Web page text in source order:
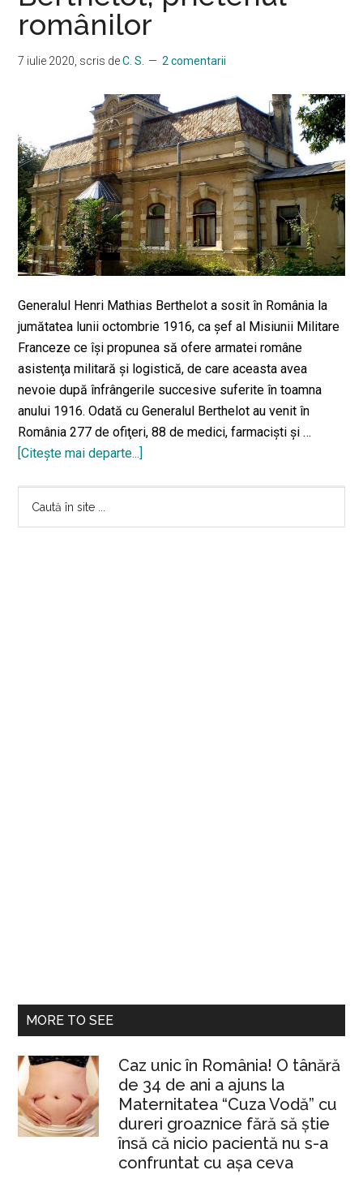
românilor
7 iulie 2020 , scris deC. S. 2 comentarii
Generalul Henri Mathias Berthelot a sosit în România la
jumătatea lunii octombrie 1916, ca şef al Misiunii Militare
Franceze ce îşi propunea să ofere armatei române
asistenţa militară şi logistică, de care aceasta avea
nevoie după înfrângerile succesive suferite în toamna
anului 1916. Odată cu Generalul Berthelot au venit în
România 277 de ofiţeri, 88 de medici, farmacişti şi …
[Citeşte mai departe...]
Bara
principală
MORE TO SEE
Caz unic în România! O tânără
de 34 de ani a ajuns la
Maternitatea “Cuza Vodă” cu
dureri groaznice fără să ştie
însă că nicio pacientă nu s-a
confruntat cu așa ceva